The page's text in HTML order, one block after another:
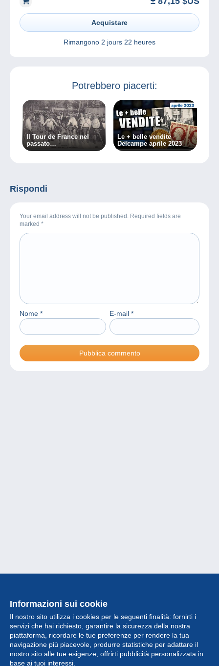
Acquistare
Rimangono 2 jours 22 heures
Potrebbero piacerti:
Il Tour de France nel
passato…
Le + belle vendite
Delcampe aprile 2023
Rispondi
Your email address will not be published. Required fields are
marked *
Nome * E-mail *
Informazioni sui cookie
Il nostro sito utilizza i cookies per le seguenti finalità: fornirti i
servizi che hai richiesto, garantire la sicurezza della nostra
piattaforma, ricordare le tue preferenze per rendere la tua
navigazione più piacevole, produrre statistiche per adattare il
nostro sito alle tue esigenze, offrirti pubblicità personalizzata in
base ai tuoi interessi.
Collezione